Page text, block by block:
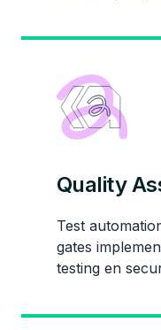
Quality
Test
gates
testing en